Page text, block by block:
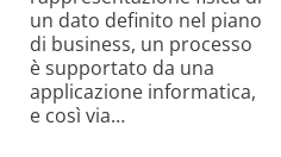
un dato definito nel piano
di business, un processo
è supportato da una
applicazione informatica,
e così via…